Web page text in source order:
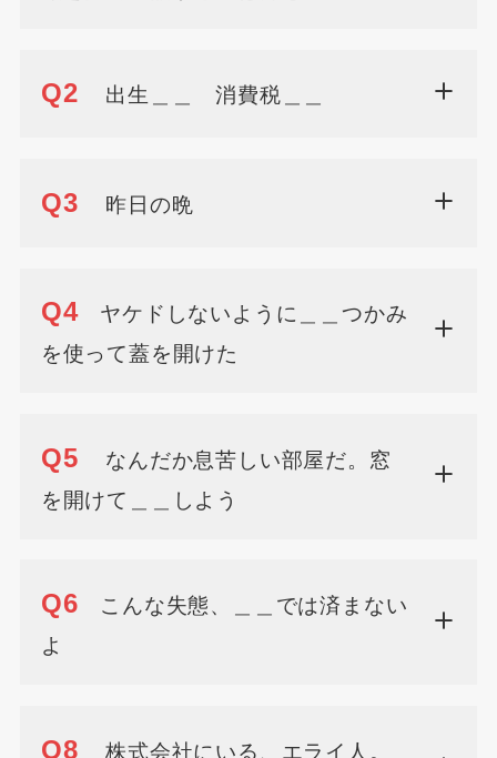
Q2 出生＿＿ 消費税＿＿
Q3 昨日の晩
Q4ヤケドしないように＿＿つかみ
を使って蓋を開けた
Q5
なんだか息苦しい部屋だ。窓
を開けて＿＿しよう
Q6 こんな失態、＿＿では済まない
よ
Q8 株式会社にいる、エライ人。